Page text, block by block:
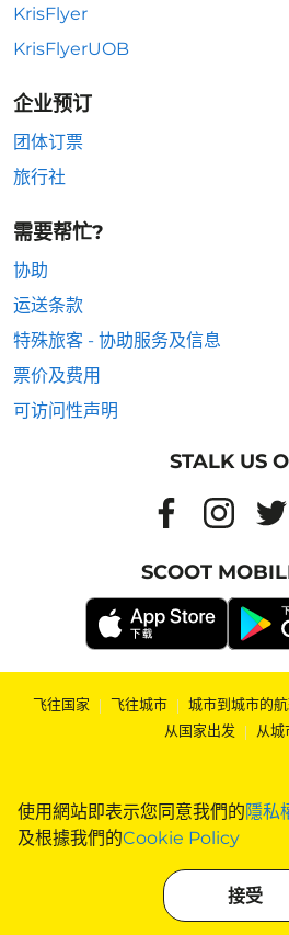
使用網站即表示您同意我們的隱私
及根據我們的Cookie Policy
接受
KrisFlyer
KrisFlyerUOB
企业预订
团体订票
旅行社
需要帮忙?
协助
运送条款
特殊旅客 - 协助服务及信息
票价及费用
可访问性声明
STALK US
SCOOT
飞往国家 | 飞往城市 | 城市到城市的
从国家出发 | 从城